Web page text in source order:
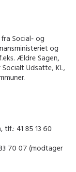
Social- og
og
Ældre Sagen,
Udsatte, KL,
41 85 13 60
70 07 (modtager